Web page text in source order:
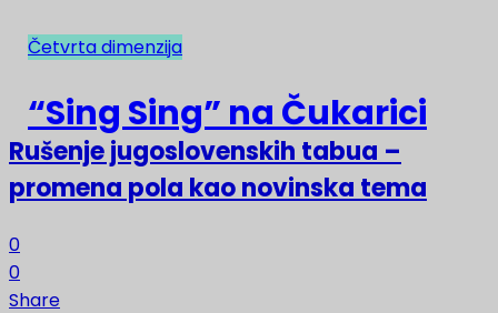
NAJNOVIJE
Rušenje jugoslovenskih tabua –
promena pola kao novinska tema
0
0
Share
Četvrta dimenzija
“Sing Sing” na Čukarici